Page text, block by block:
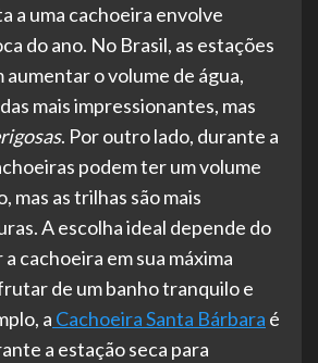
a uma cachoeira envolve
do ano. No Brasil, as estações
aumentar o volume de água,
mais impressionantes, mas
. Por outro lado, durante a
podem ter um volume
mas as trilhas são mais
A escolha ideal depende do
cachoeira em sua máxima
de um banho tranquilo e
a Cachoeira Santa Bárbara é
a estação seca para